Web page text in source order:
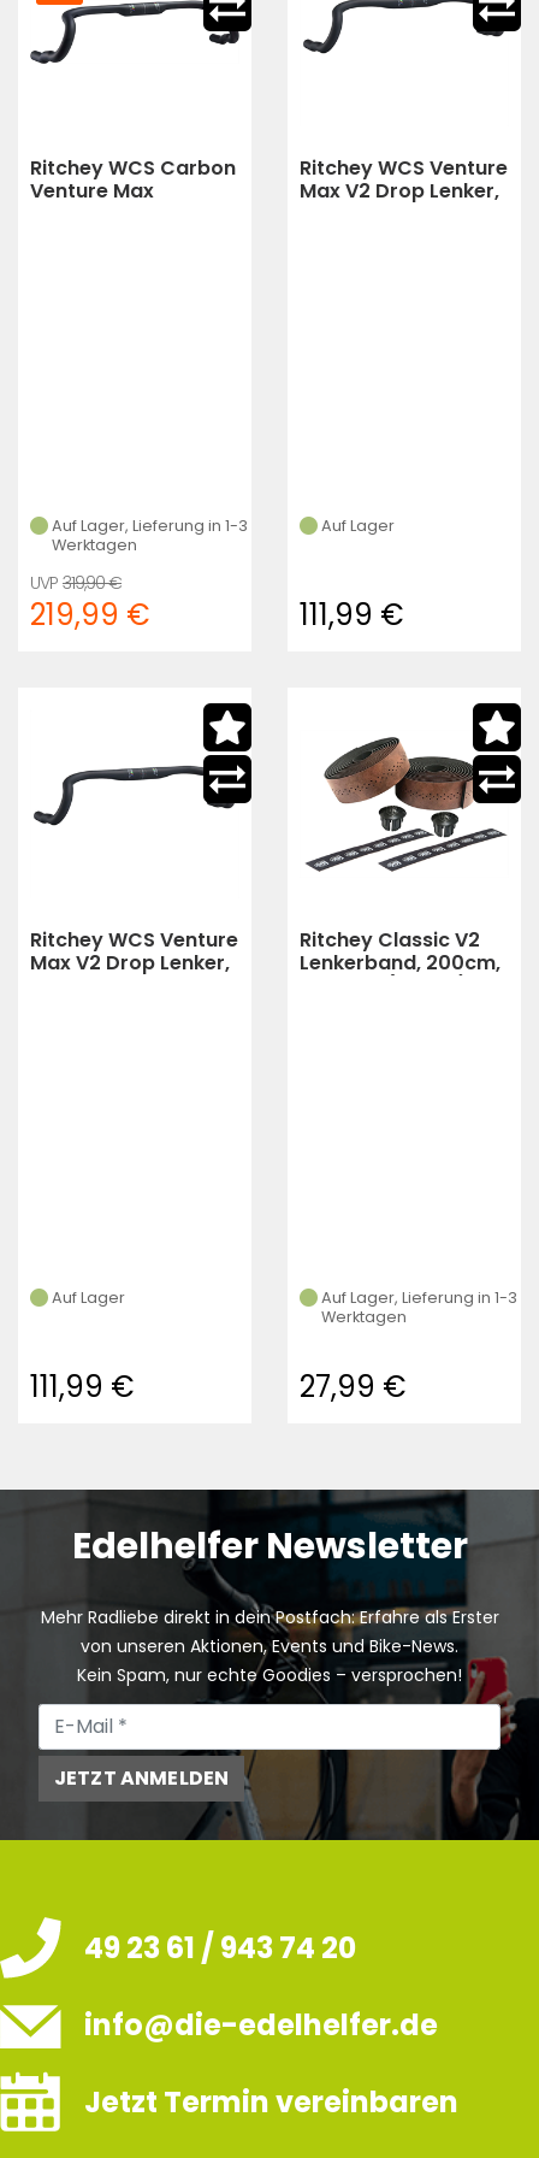
Ritchey WCS Carbon
Venture Max
Auf Lager, Lieferung in 1-3
Werktagen
319,90 €
219,99 €
Ritchey WCS Venture
Max V2 Drop Lenker,
Auf Lager
111,99 €
Ritchey WCS Venture
Max V2 Drop Lenker,
Auf Lager
111,99 €
Ritchey Classic V2
Lenkerband, 200cm,
Auf Lager, Lieferung in 1-3
Werktagen
27,99 €
Edelhelfer Newsletter
Mehr Radliebe direkt in dein Postfach: Erfahre als Erster
von unseren Aktionen, Events und Bike-News.
Kein Spam, nur echte Goodies – versprochen!
JETZT ANMELDEN
49 23 61 / 943 74 20
info@die-edelhelfer.de
Jetzt Termin vereinbaren